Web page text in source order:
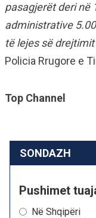
pasagjerët deri në
administrative
të lejes së
Policia Rrugore e
Top Channel
SONDAZH
Pushimet
Në Shqipëri